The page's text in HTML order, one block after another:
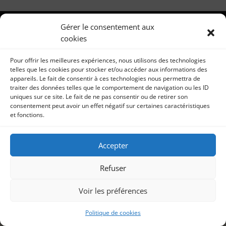
Gérer le consentement aux
cookies
Pour offrir les meilleures expériences, nous utilisons des technologies
telles que les cookies pour stocker et/ou accéder aux informations des
appareils. Le fait de consentir à ces technologies nous permettra de
traiter des données telles que le comportement de navigation ou les ID
uniques sur ce site. Le fait de ne pas consentir ou de retirer son
consentement peut avoir un effet négatif sur certaines caractéristiques
et fonctions.
Accepter
Refuser
Voir les préférences
Politique de cookies